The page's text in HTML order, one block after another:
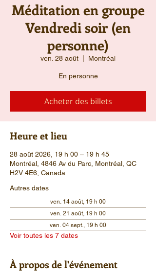
Méditation en groupe
Vendredi soir (en
personne)
ven. 28 août Montréal
En personne
Acheter des billets
Heure et lieu
28 août 2026, 19 h 00 – 19 h 45
Montréal, 4846 Av du Parc, Montréal, QC
H2V 4E6, Canada
Autres dates
ven. 14 août, 19 h 00
ven. 21 août, 19 h 00
ven. 04 sept., 19 h 00
Voir toutes les 7 dates
À propos de l'événement